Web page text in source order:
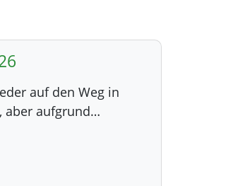
auf den Weg in
aber aufgrund…